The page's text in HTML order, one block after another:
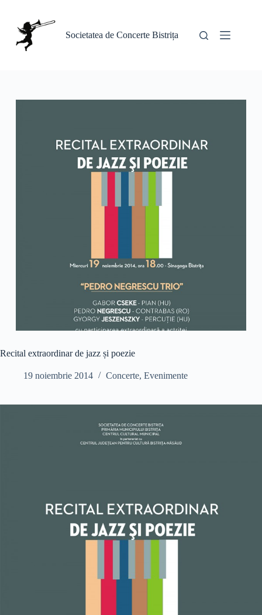
conținut
Societatea de Concerte Bistrița
Recital extraordinar de jazz și poezie
19 noiembrie 2014 Concerte, Evenimente